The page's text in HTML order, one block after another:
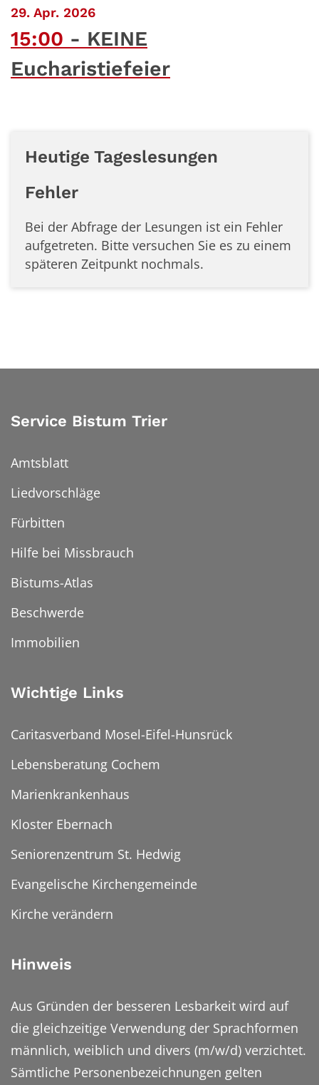
29. Apr. 2026:
15:00
KEINE
Eucharistiefeier
Heutige Tageslesungen
Fehler
Bei der Abfrage der Lesungen ist ein Fehler
aufgetreten. Bitte versuchen Sie es zu einem
späteren Zeitpunkt nochmals.
Service Bistum Trier
Amtsblatt
Liedvorschläge
Fürbitten
Hilfe bei Missbrauch
Bistums-Atlas
Beschwerde
Immobilien
Wichtige Links
Caritasverband Mosel-Eifel-Hunsrück
Lebensberatung Cochem
Marienkrankenhaus
Kloster Ebernach
Seniorenzentrum St. Hedwig
Evangelische Kirchengemeinde
Kirche verändern
Hinweis
Aus Gründen der besseren Lesbarkeit wird auf
die gleichzeitige Verwendung der Sprachformen
männlich, weiblich und divers (m/w/d) verzichtet.
Sämtliche Personenbezeichnungen gelten